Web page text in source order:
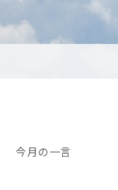
今月の一言